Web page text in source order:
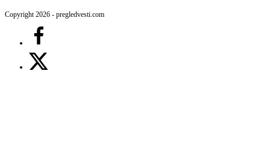
Copyright 2026 - pregledvesti.com